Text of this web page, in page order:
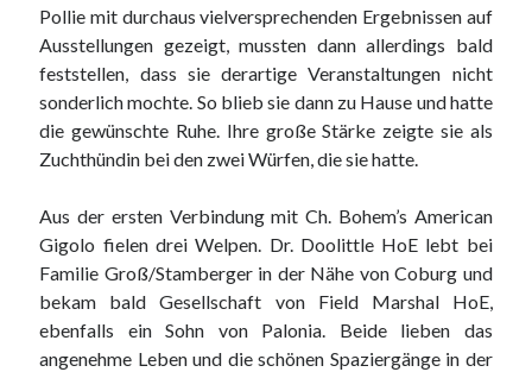
Pollie mit durchaus vielversprechenden Ergebnissen auf
Ausstellungen gezeigt, mussten dann allerdings bald
feststellen, dass sie derartige Veranstaltungen nicht
sonderlich mochte. So blieb sie dann zu Hause und hatte
die gewünschte Ruhe. Ihre große Stärke zeigte sie als
Zuchthündin bei den zwei Würfen, die sie hatte.
Aus der ersten Verbindung mit Ch. Bohem’s American
Gigolo fielen drei Welpen. Dr. Doolittle HoE lebt bei
Familie Groß/Stamberger in der Nähe von Coburg und
bekam bald Gesellschaft von Field Marshal HoE,
ebenfalls ein Sohn von Palonia. Beide lieben das
angenehme Leben und die schönen Spaziergänge in der